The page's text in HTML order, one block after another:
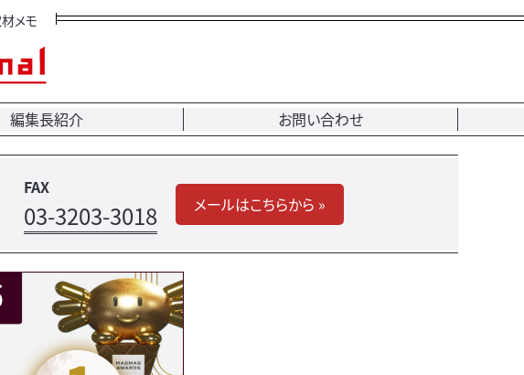
メモ
編集長紹介 お問い合わせ
FAX
03-3203-3018 メールはこちらから »